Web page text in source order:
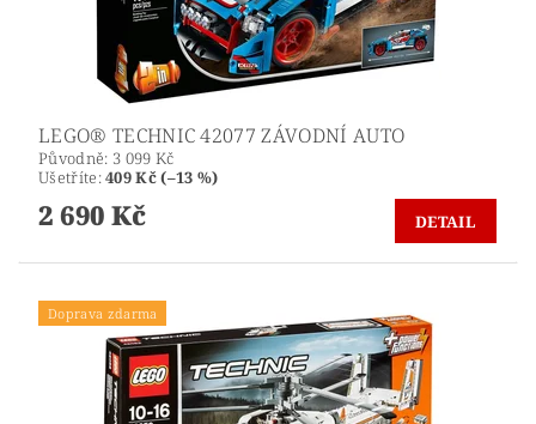
LEGO® TECHNIC 42077 ZÁVODNÍ AUTO
Původně: 3 099 Kč
Ušetříte:409 Kč (–13 %)
2 690 Kč DETAIL
Doprava zdarma